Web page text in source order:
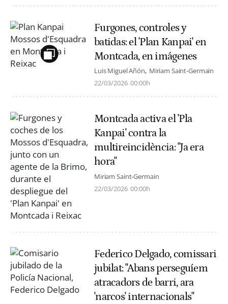
Furgones, controles y
batidas: el 'Plan Kanpai' en
Montcada, en imágenes
Luis Miguel Añón Miriam Saint-Germain
22/03/2026 00:00h
Montcada activa el 'Pla
Kanpai' contra la
multireincidència: "Ja era
hora"
Miriam Saint-Germain
22/03/2026 00:00h
Federico Delgado, comissari
jubilat: "Abans perseguíem
atracadors de barri, ara
'narcos' internacionals"